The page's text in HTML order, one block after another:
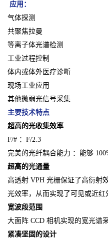
应用：
气体探测
共聚焦拉曼
等离子体光谱检测
工业过程控制
体内或体外医疗诊断
现场工业应用
其他微弱光信号采集
主要技术特点
超高的光收集效率
F/# ：F/2.3
完美的光纤耦合能力 ：能够
超高的光通量
高透射 VPH 光栅保证了高衍射
光效率，从而实现了可见或近红
宽波段范围
大面阵 CCD 相机实现的宽光谱
紧凑坚固的设计